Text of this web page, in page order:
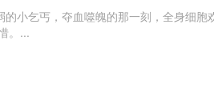
小乞丐，夺血噬魄的那一刻，全身细胞
。...